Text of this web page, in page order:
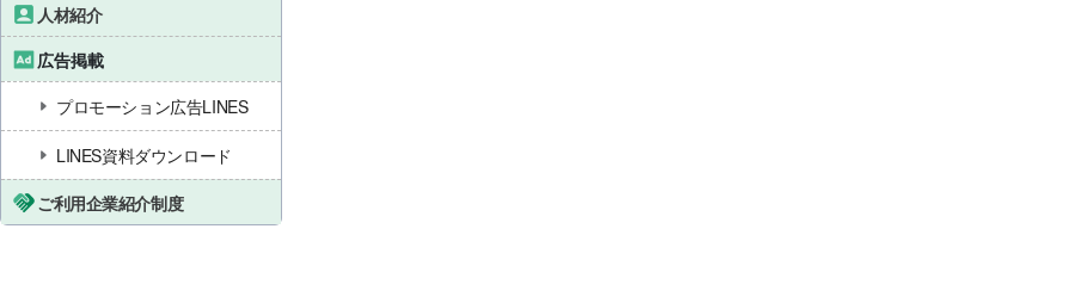
人材紹介
広告掲載
プロモーション広告LINES
LINES資料ダウンロード
ご利用企業紹介制度